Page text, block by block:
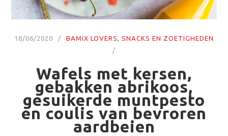
18/06/2020 BAMIX LOVERS SNACKS EN ZOETIGHEDEN
Wafels met kersen,
gebakken abrikoos,
gesuikerde muntpesto
en coulis van bevroren
aardbeien